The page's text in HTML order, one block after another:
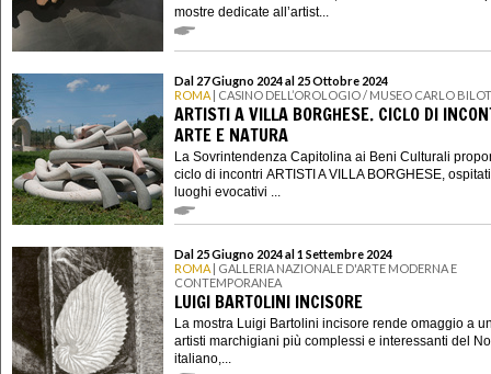
mostre dedicate all’artist...
Dal 27 Giugno 2024 al 25 Ottobre 2024
ROMA | CASINO DELL’OROLOGIO / MUSEO CARLO
ARTISTI A VILLA BORGHESE. CICLO DI
ARTE E NATURA
La Sovrintendenza Capitolina ai Beni Culturali
ciclo di incontri ARTISTI A VILLA BORGHESE,
luoghi evocativi ...
Dal 25 Giugno 2024 al 1 Settembre 2024
ROMA | GALLERIA NAZIONALE D'ARTE MODERNA E
CONTEMPORANEA
LUIGI BARTOLINI INCISORE
La mostra Luigi Bartolini incisore rende omaggio a
artisti marchigiani più complessi e interessanti del
italiano,...